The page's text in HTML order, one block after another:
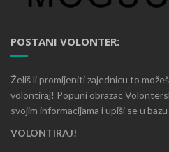
POSTANI VOLONTER:
Želiš li promijeniti zajednicu to
volontiraj! Popuni obrazac
svojim informacijama i upiši se u
VOLONTIRAJ!